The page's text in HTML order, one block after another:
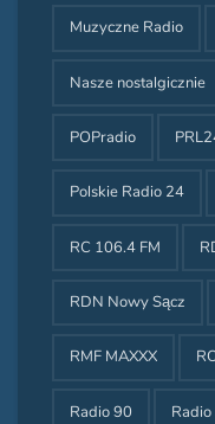
Muzyczne Radio
Nasze nostalgicznie
POPradio
Polskie Radio 24
RC 106.4 FM
RDN Nowy Sącz
RMF MAXXX
Radio 90